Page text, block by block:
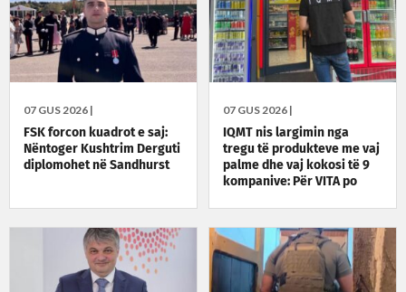
07 GUS 2026 |
FSK forcon kuadrot e saj:
Nëntoger Kushtrim Derguti
diplomohet në Sandhurst
07 GUS 2026 |
IQMT nis largimin nga
tregu të produkteve me vaj
palme dhe vaj kokosi të 9
kompanive: Për VITA po